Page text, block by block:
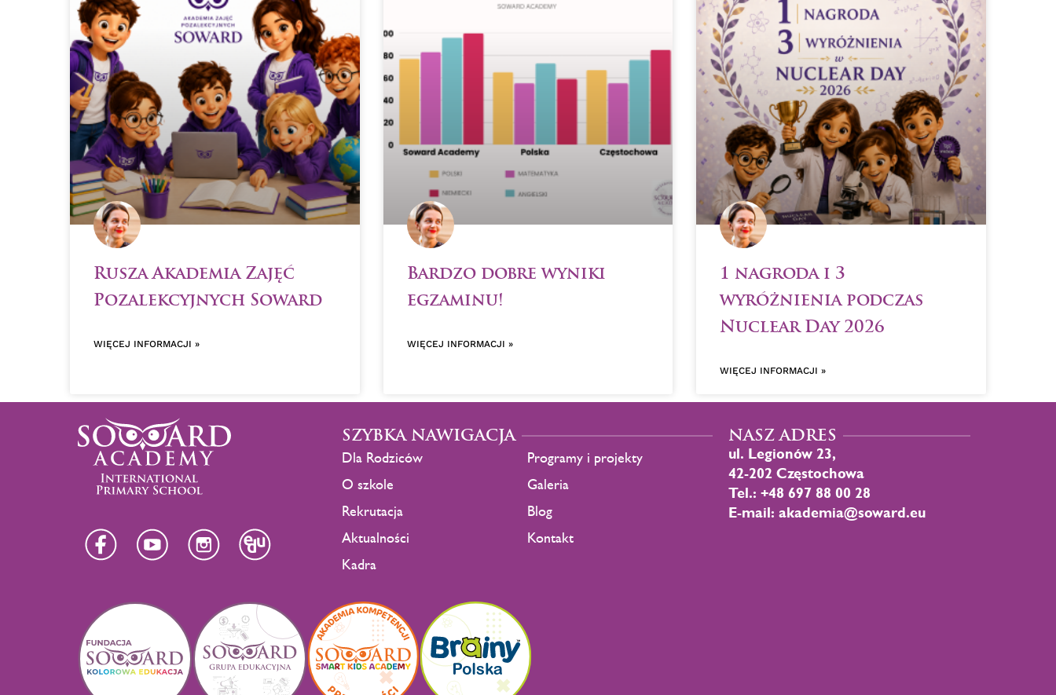
Rusza Akademia Zajęć
Pozalekcyjnych Soward
WIĘCEJ INFORMACJI »
Bardzo dobre wyniki
egzaminu!
WIĘCEJ INFORMACJI »
1 nagroda i 3
wyróżnienia podczas
Nuclear Day 2026
WIĘCEJ INFORMACJI »
SZYBKA NAWIGACJA
Dla Rodziców
O szkole
Rekrutacja
Aktualności
Kadra
Programy i projekty
Galeria
Blog
Kontakt
NASZ ADRES
ul. Legionów 23,
42-202 Częstochowa
Tel.: +48 697 88 00 28
E-mail: akademia@soward.eu